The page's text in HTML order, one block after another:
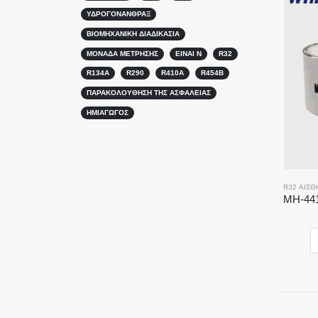
R32
ΥΔΡΟΓΟΝΆΝΘΡΑΞ
ΒΙΟΜΗΧΑΝΙΚΉ ΔΙΑΔΙΚΑΣΊΑ
ΜΟΝΆΔΑ ΜΈΤΡΗΣΗΣ ΕΊΝΑΙ N R32
R134A R290 R410A R454B
ΠΑΡΑΚΟΛΟΎΘΗΣΗ ΤΗΣ ΑΣΦΆΛΕΙΑΣ
ΗΜΙΑΓΩΓΌΣ